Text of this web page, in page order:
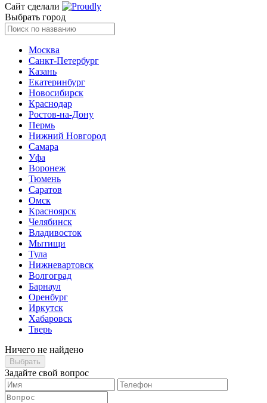
Сайт сделали
Выбрать город
Москва
Санкт-Петербург
Казань
Екатеринбург
Новосибирск
Краснодар
Ростов-на-Дону
Пермь
Нижний Новгород
Самара
Уфа
Воронеж
Тюмень
Саратов
Омск
Красноярск
Челябинск
Владивосток
Мытищи
Тула
Нижневартовск
Волгоград
Барнаул
Оренбург
Иркутск
Хабаровск
Тверь
Ничего не найдено
Выбрать
Задайте свой вопрос